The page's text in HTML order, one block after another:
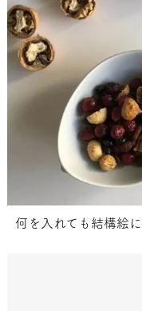
何を入れても結構絵